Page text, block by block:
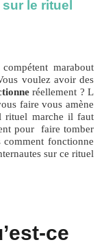
le rituel
marabout
voulez avoir des
réellement ? L
faire vous amène
rituel marche il faut
pour faire tomber
fonctionne
sur ce rituel
ce